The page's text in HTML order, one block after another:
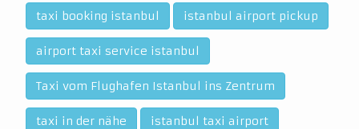
taxi booking istanbul istanbul airport pickup
airport taxi service istanbul
Taxi vom Flughafen Istanbul ins Zentrum
taxi in der nähe istanbul taxi airport